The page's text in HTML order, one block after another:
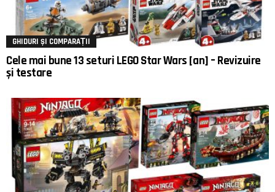
GHIDURI ȘI COMPARAȚII
Cele mai bune 13 seturi LEGO Star Wars [an] – Revizuire
și testare